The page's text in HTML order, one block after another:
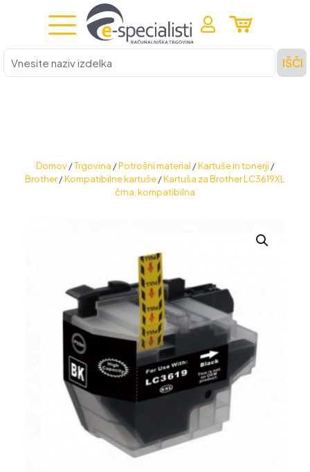
Vnesite
naziv
izdelka
IŠČI
Domov /Trgovina /Potrošni material /Kartuše in tonerji /
Brother/Kompatibilne kartuše/Kartuša za Brother LC3619XL
črna, kompatibilna